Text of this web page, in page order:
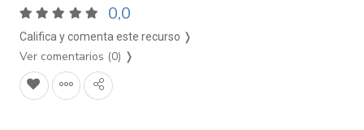
0,0
Califica y comenta este recurso ❭
Ver comentarios (0) ❭